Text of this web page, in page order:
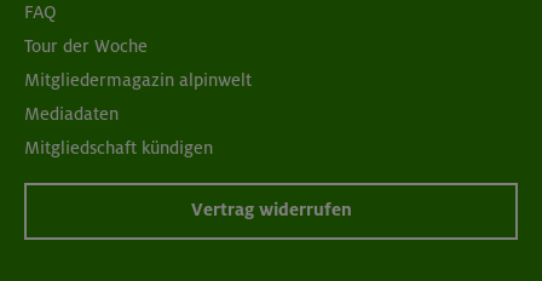
FAQ
Tour der Woche
Mitgliedermagazin alpinwelt
Mediadaten
Mitgliedschaft kündigen
Vertrag widerrufen